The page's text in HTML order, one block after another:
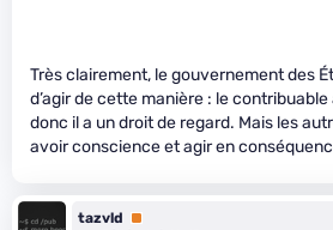
Très clairement, le gouvernement des
d’agir de cette manière : le
donc il a un droit de regard. Mais les
avoir conscience et agir en
tazvld
Premium